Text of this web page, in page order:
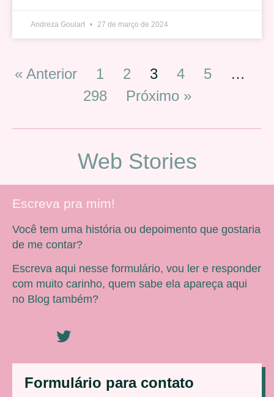
Andreza Goulart 27 de março de 2024
« Anterior 1 2 3 4 5
…
298
Próximo »
Web Stories
Formulário para contato
Escreva pra mim!
Você tem uma história ou depoimento que gostaria
de me contar?
Escreva aqui nesse formulário, vou ler e responder
com muito carinho, quem sabe ela apareça aqui
no Blog também?